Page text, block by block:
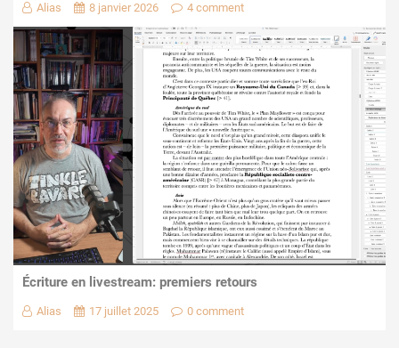
Alias 8 janvier 2026 4 comment
Écriture en livestream: premiers retours
Alias 17 juillet 2025 0 comment